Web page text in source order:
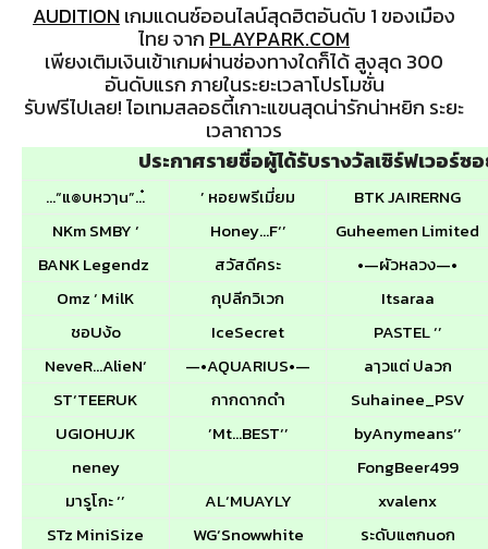
AUDITION เกมแดนซ์ออนไลน์สุดฮิตอันดับ 1 ของเมือง
ไทย จาก PLAYPARK.COM
เพียงเติมเงินเข้าเกมผ่านช่องทางใดก็ได้ สูงสุด 300
อันดับแรก ภายในระยะเวลาโปรโมชั่น
รับฟรีไปเลย! ไอเทมสลอธตี้เกาะแขนสุดน่ารักน่าหยิก ระยะ
เวลาถาวร
ประกาศรายชื่อผู้ได้รับรางวัลเซิร์ฟเวอร์ซอ
…“แ๏บหวๅu”…๋ ’ หอยพรีเมี่ยม
BTK JAIRERNG
NKm SMBY ‘
Honey…F‘’
Guheemen Limited
BANK Legendz
สวัสดีคระ
•—ผัวหลวง—•
Omz ‘ MilK
กุปลีกวิเวก
Itsaraa
ชอUง้o
IceSecret
PASTEL ‘’
NeveR…AlieN‘
—•AQUARIUS•—
aๅวแต่ ปaวก
ST‘TEERUK
กากดากดำ
Suhainee_PSV
UGIOHUJK
’Mt…BEST‘’
byAnymeans‘’
neney
FongBeer499
มารูโกะ ‘’
AL‘MUAYLY
xvalenx
STz MiniSize
WG‘Snowwhite
ระดับแ๓กuoก